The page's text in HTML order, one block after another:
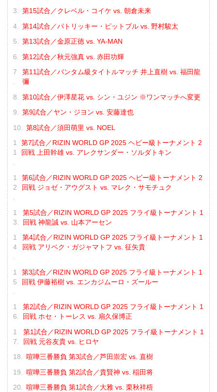
第15試合／クレベル・コイケ vs. 朝倉未来
第14試合／パトリッキー・ピットブル vs. 野村駿太
第13試合／金原正徳 vs. YA-MAN
第12試合／秋元強真 vs. 赤田功輝
第11試合／バンタム級タイトルマッチ 井上直樹 vs. 福田龍
彌
第10試合／伊澤星花 vs. シン・ユジン ※ワンマッチへ変更
第9試合／ヤン・ジヨン vs. 安藤達也
第8試合／須田萌里 vs. NOEL
第7試合／RIZIN WORLD GP 2025 ヘビー級トーナメント 2
回戦 上田幹雄 vs. アレクサンダー・ソルダトキン
第6試合／RIZIN WORLD GP 2025 ヘビー級トーナメント 2
回戦 ジョゼ・アウグスト vs. マレク・サモチュク
第5試合／RIZIN WORLD GP 2025 フライ級トーナメント 1
回戦 神龍誠 vs. 山本アーセン
第4試合／RIZIN WORLD GP 2025 フライ級トーナメント 1
回戦 アリベク・ガジャマトフ vs. 征矢貴
第3試合／RIZIN WORLD GP 2025 フライ級トーナメント 1
回戦 伊藤裕樹 vs. エンカジムーロ・ズールー
第2試合／RIZIN WORLD GP 2025 フライ級トーナメント 1
回戦 ホセ・トーレス vs. 扇久保博正
第1試合／RIZIN WORLD GP 2025 フライ級トーナメント 1
回戦 元谷友貴 vs. ヒロヤ
喧嘩三番勝負 第3試合／芦田崇宏 vs. 直樹
喧嘩三番勝負 第2試合／貴賢神 vs. 稲田将
喧嘩三番勝負 第1試合／大雅 vs. 栗秋祥梧